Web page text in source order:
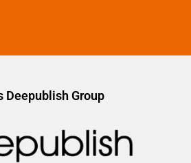
Deepublish Group